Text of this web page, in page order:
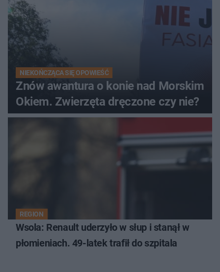
NIEKOŃCZĄCA SIĘ OPOWIEŚĆ
Znów awantura o konie nad Morskim
Okiem. Zwierzęta dręczone czy nie?
REGION
Wsola: Renault uderzyło w słup i stanął w
płomieniach. 49-latek trafił do szpitala